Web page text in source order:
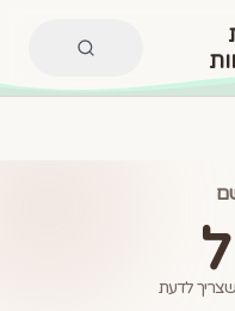
שצריך לדעת